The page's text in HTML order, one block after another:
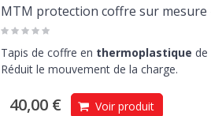
MTM protection coffre sur mesure
Tapis de coffre en thermoplastique de
Réduit le mouvement de la charge.
40,00 € Voir produit